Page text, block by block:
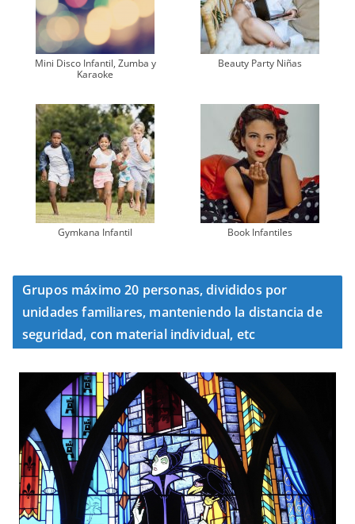
Mini Disco Infantil, Zumba y
Karaoke
Beauty Party Niñas
Gymkana Infantil Book Infantiles
Grupos máximo 20 personas, divididos por
unidades familiares, manteniendo la distancia de
seguridad, con material individual, etc